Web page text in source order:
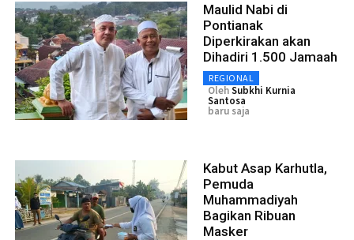
Maulid Nabi di
Pontianak
Diperkirakan akan
Dihadiri 1.500 Jamaah
REGIONAL
OlehSubkhi Kurnia
Santosa
baru saja
Kabut Asap Karhutla,
Pemuda
Muhammadiyah
Bagikan Ribuan
Masker